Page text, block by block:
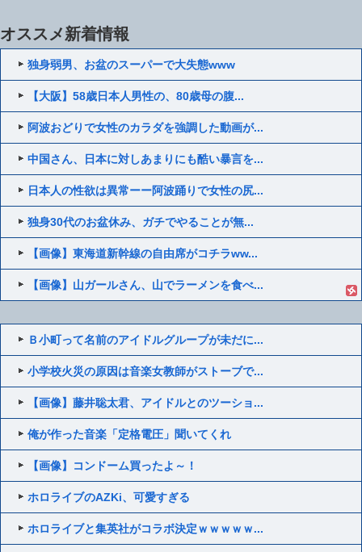
オススメ新着情報
独身弱男、お盆のスーパーで大失態www
【大阪】58歳日本人男性の、80歳母の腹...
阿波おどりで女性のカラダを強調した動画が...
中国さん、日本に対しあまりにも酷い暴言を...
日本人の性欲は異常ーー阿波踊りで女性の尻...
独身30代のお盆休み、ガチでやることが無...
【画像】東海道新幹線の自由席がコチラww...
【画像】山ガールさん、山でラーメンを食べ...
Ｂ小町って名前のアイドルグループが未だに...
小学校火災の原因は音楽女教師がストーブで...
【画像】藤井聡太君、アイドルとのツーショ...
俺が作った音楽「定格電圧」聞いてくれ
【画像】コンドーム買ったよ～！
ホロライブのAZKi、可愛すぎる
ホロライブと集英社がコラボ決定ｗｗｗｗｗ...